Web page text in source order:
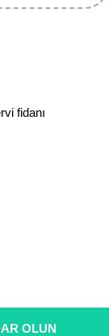
fidanı
OLUN